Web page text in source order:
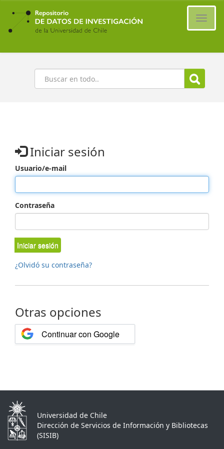
Ir
contenido
principal
Buscar
Iniciar sesión
Usuario/e-mail
Contraseña
Iniciar sesión
¿Olvidó su contraseña?
Otras opciones
Continuar con Google
Universidad de Chile
Dirección de Servicios de Información y Bibliotecas
(SISIB)